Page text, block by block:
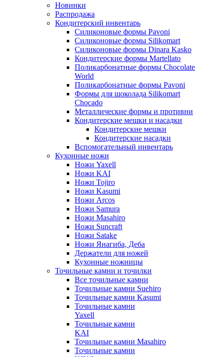
Новинки
Распродажа
Кондитерский инвентарь
Силиконовые формы Pavoni
Силиконовые формы Silikomart
Силиконовые формы Dinara Kasko
Кондитерские формы Martellato
Поликарбонатные формы Chocolate
World
Поликарбонатные формы Pavoni
Формы для шоколада Silikomart
Chocado
Металлические формы и противни
Кондитерские мешки и насадки
Кондитерские мешки
Кондитерские насадки
Вспомогательный инвентарь
Кухонные ножи
Ножи Yaxell
Ножи KAI
Ножи Tojiro
Ножи Kasumi
Ножи Arcos
Ножи Samura
Ножи Masahiro
Ножи Suncraft
Ножи Satake
Ножи Янагиба, Деба
Держатели для ножей
Кухонные ножницы
Точильные камни и точилки
Все точильные камни
Точильные камни Suehiro
Точильные камни Kasumi
Точильные камни
Yaxell
Точильные камни
KAI
Точильные камни Masahiro
Точильные камни